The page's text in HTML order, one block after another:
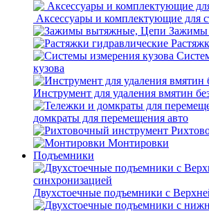
Аксессуары и комплектующие для
Зажимы
кузова
Инструмент для удаления вмятин
домкраты для перемещения авто
Монтировки
Подъемники
Двухстоечные подъемники с